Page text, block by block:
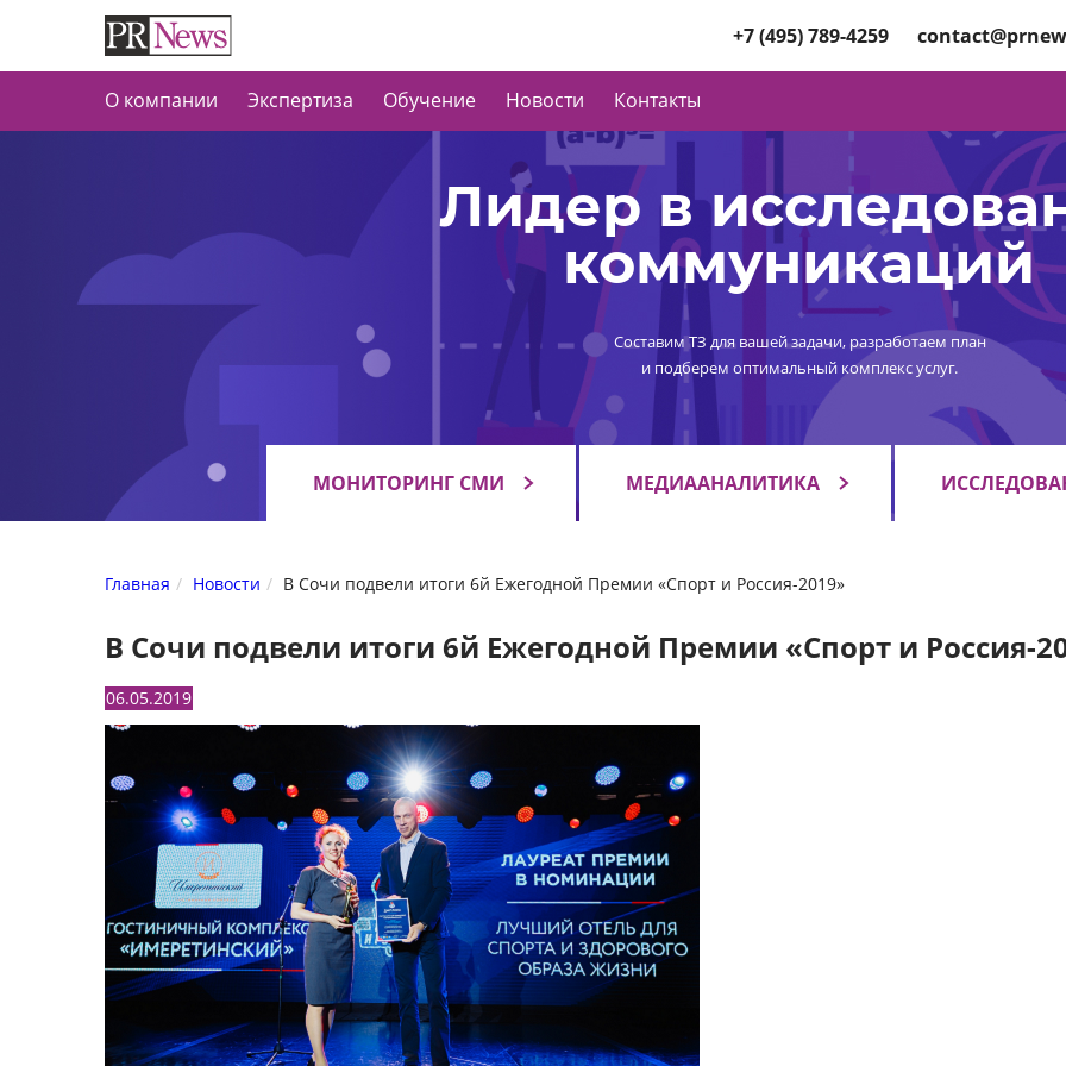
+7 (495) 789-4259
О компании Экспертиза Обучение Новости Контакты
Лидер в
коммуникаций
Составим ТЗ для вашей задачи, разработаем план
и подберем оптимальный комплекс услуг.
МОНИТОРИНГ СМИ МЕДИААНАЛИТИКА
Главная Новости В Сочи подвели итоги 6й Ежегодной Премии «Спорт и Россия-2019»
В Сочи подвели итоги 6й Ежегодной Премии «Спорт и Россия-
06.05.2019